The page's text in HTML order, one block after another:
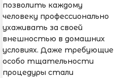
позволить каждому
человеку профессионально
ухаживать за своей
внешностью в домашних
условиях. Даже требующие
особо тщательности
процедуры стали